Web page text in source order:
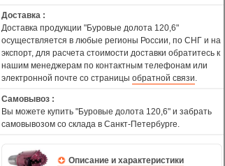
Доставка :
Доставка продукции "Буровые долота 120,6"
осуществляется в любые регионы России, по СНГ и на
экспорт, для расчета стоимости доставки обратитесь к
нашим менеджерам по контактным телефонам или
электронной почте со страницы обратной связи.
Самовывоз :
Вы можете купить "Буровые долота 120,6" и забрать
самовывозом со склада в Санкт-Петербурге.
Описание и характеристики